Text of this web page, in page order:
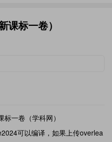
课标一卷）
一卷（学科网）
可以编译，如果上传overlea